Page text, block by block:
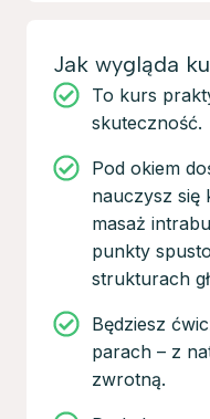
Jak wygląda
To kurs
skuteczność.
Pod okiem
nauczysz
masaż
punkty
strukturach
Będziesz
parach – z
zwrotną.